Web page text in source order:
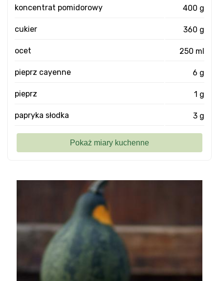
koncentrat pomidorowy 400 g
cukier 360 g
ocet 250 ml
pieprz cayenne 6 g
pieprz 1 g
papryka słodka 3 g